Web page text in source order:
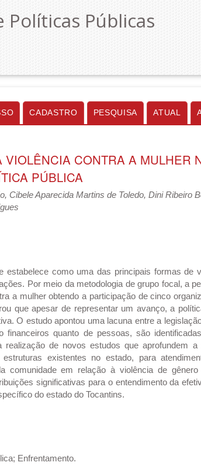
Políticas Públicas
CADASTRO PESQUISA ATUAL
VIOLÊNCIA CONTRA A MULHER
PÚBLICA
Cibele Aparecida Martins de Toledo, Dini Ribeiro
estabelece como uma das principais formas de
Por meio da metodologia de grupo focal, a
a mulher obtendo a participação de cinco
que apesar de representar um avanço, a
O estudo apontou uma lacuna entre a
financeiros quanto de pessoas, são
realização de novos estudos que aprofundem
existentes no estado, para
comunidade em relação à violência de
significativas para o entendimento da
do estado do Tocantins.
Enfrentamento.